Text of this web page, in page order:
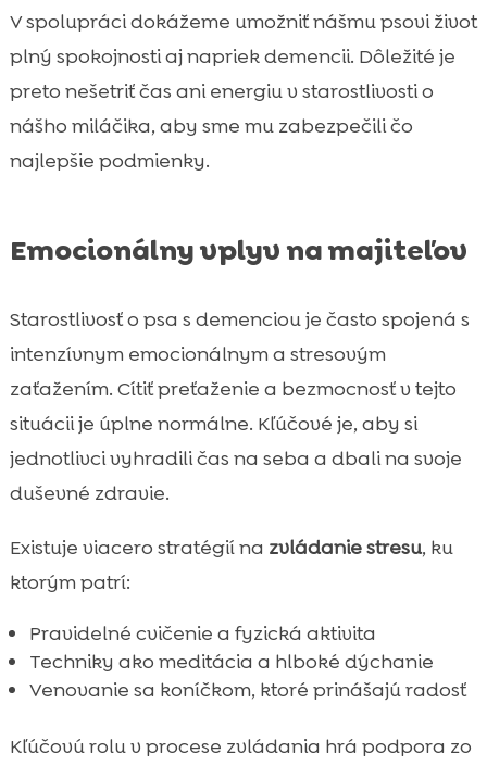
V spolupráci dokážeme umožniť nášmu psovi život
plný spokojnosti aj napriek demencii. Dôležité je
preto nešetriť čas ani energiu v starostlivosti o
nášho miláčika, aby sme mu zabezpečili čo
najlepšie podmienky.
Emocionálny vplyv na majiteľov
Starostlivosť o psa s demenciou je často spojená s
intenzívnym emocionálnym a stresovým
zaťažením. Cítiť preťaženie a bezmocnosť v tejto
situácii je úplne normálne. Kľúčové je, aby si
jednotlivci vyhradili čas na seba a dbali na svoje
duševné zdravie.
Existuje viacero stratégií na zvládanie stresu, ku
ktorým patrí:
Pravidelné cvičenie a fyzická aktivita
Techniky ako meditácia a hlboké dýchanie
Venovanie sa koníčkom, ktoré prinášajú radosť
Kľúčovú rolu v procese zvládania hrá podpora zo